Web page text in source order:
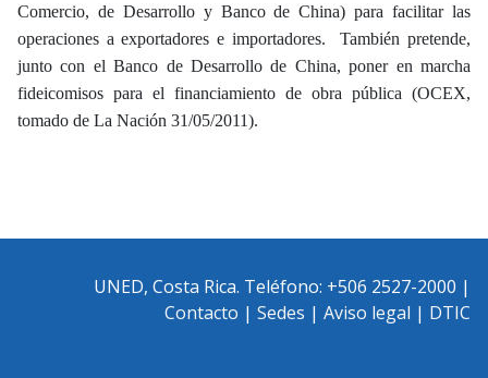
Comercio, de Desarrollo y Banco de China) para facilitar las
operaciones a exportadores e importadores. También pretende,
junto con el Banco de Desarrollo de China, poner en marcha
fideicomisos para el financiamiento de obra pública (OCEX,
tomado de La Nación 31/05/2011).
UNED, Costa Rica. Teléfono: +506 2527-2000 |
Contacto | Sedes | Aviso legal | DTIC